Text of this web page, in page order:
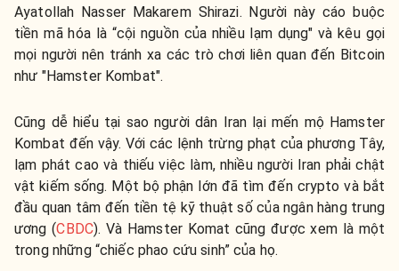
Ayatollah Nasser Makarem Shirazi. Người này cáo buộc
tiền mã hóa là “cội nguồn của nhiều lạm dụng" và kêu gọi
mọi người nên tránh xa các trò chơi liên quan đến Bitcoin
như "Hamster Kombat".
Cũng dễ hiểu tại sao người dân Iran lại mến mộ Hamster
Kombat đến vậy. Với các lệnh trừng phạt của phương Tây,
lạm phát cao và thiếu việc làm, nhiều người Iran phải chật
vật kiếm sống. Một bộ phận lớn đã tìm đến crypto và bắt
đầu quan tâm đến tiền tệ kỹ thuật số của ngân hàng trung
ương (CBDC). Và Hamster Komat cũng được xem là một
trong những “chiếc phao cứu sinh” của họ.